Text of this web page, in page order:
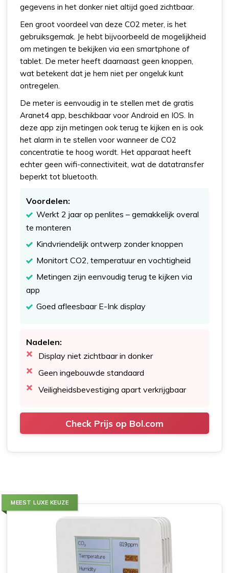
gegevens in het donker niet altijd goed zichtbaar.
Een groot voordeel van deze CO2 meter, is het
gebruiksgemak. Je hebt bijvoorbeeld de mogelijkheid
om metingen te bekijken via een smartphone of
tablet. De meter heeft daarnaast geen knoppen,
wat betekent dat je hem niet per ongeluk kunt
ontregelen.
De meter is eenvoudig in te stellen met de gratis
Aranet4 app, beschikbaar voor Android en IOS. In
deze app zijn metingen ook terug te kijken en is ook
het alarm in te stellen voor wanneer de CO2
concentratie te hoog wordt. Het apparaat heeft
echter geen wifi-connectiviteit, wat de datatransfer
beperkt tot bluetooth.
Voordelen:
Werkt 2 jaar op penlites – gemakkelijk overal
te monteren
Kindvriendelijk ontwerp zonder knoppen
Monitort CO2, temperatuur en vochtigheid
Metingen zijn eenvoudig terug te kijken via
app
Goed afleesbaar E-Ink display
Nadelen:
Display niet zichtbaar in donker
Geen ingebouwde standaard
Veiligheidsbevestiging apart verkrijgbaar
Check Prijs op Bol.com
MEEST LUXE KEUZE